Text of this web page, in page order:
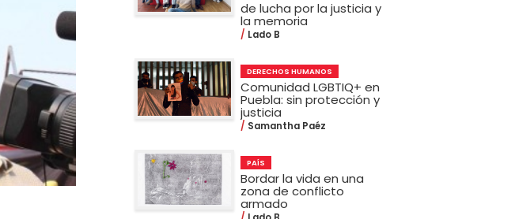
de lucha por la justicia y
la memoria
Lado B
DERECHOS HUMANOS
Comunidad LGBTIQ+ en
Puebla: sin protección y
justicia
Samantha Paéz
PAÍS
Bordar la vida en una
zona de conflicto
armado